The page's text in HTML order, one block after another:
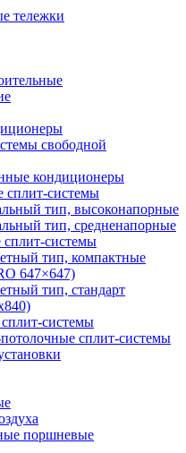
тележки
свободной
кондиционеры
сплит-системы
тип, высоконапорные
тип, средненапорные
сплит-системы
тип, компактные
647×647)
тип, стандарт
системы
сплит-системы
поршневые